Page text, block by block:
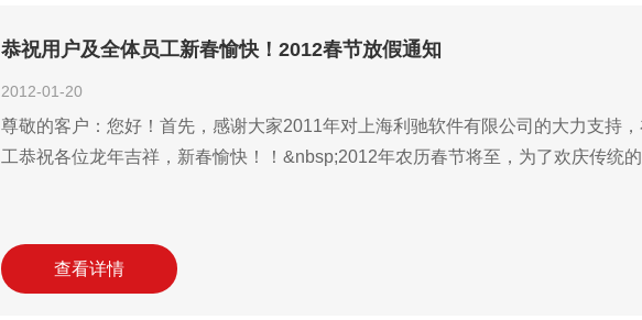
恭祝用户及全体员工新春愉快！2012春节放假通知
2012-01-20
尊敬的客户：您好！首先，感谢大家2011年对上海利驰软件有限公司的大力支持
工恭祝各位龙年吉祥，新春愉快！！&nbsp;2012年农历春节将至，为了欢庆传统
查看详情